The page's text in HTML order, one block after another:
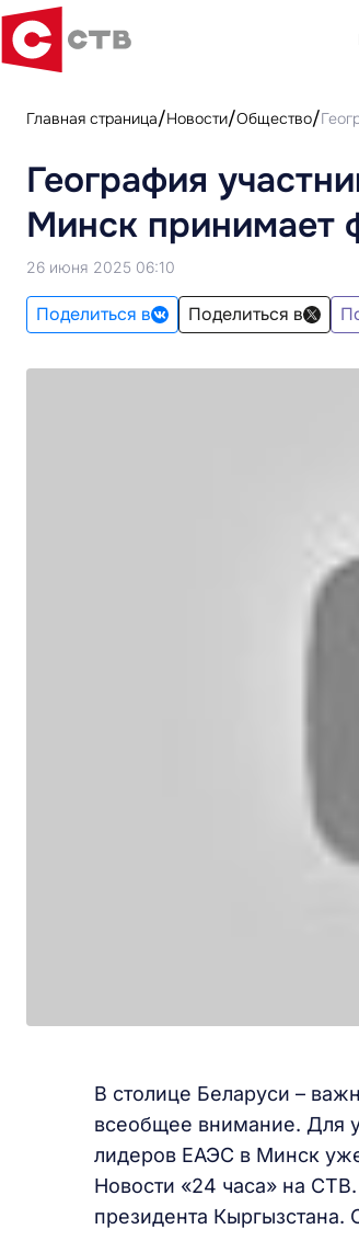
Главная страница Новости Общество
География
Минск принимает
26 июня 2025 06:10
Поделиться в Поделиться в
В столице Беларуси –
всеобщее внимание. Для
лидеров ЕАЭС в Минск
Новости «24 часа» на
президента